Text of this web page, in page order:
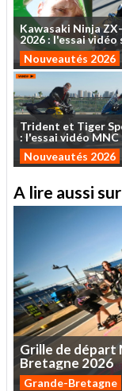
Kawasaki Ninja
2026: l'essaividéo
Nouveautés 2026
Trident et Tiger
: l'essaividéoMNC
Nouveautés 2026
A lire aussi
Grille de départ
Bretagne 2026
Grande-Bretagne